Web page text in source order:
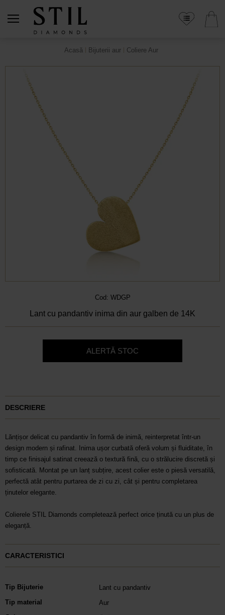
Acasă Bijuterii aur Coliere Aur
Cod: WDGP
Lant cu pandantiv inima din aur galben de 14K
ALERTĂ STOC
DESCRIERE
Lănțișor delicat cu pandantiv în formă de inimă, reinterpretat într-un
design modern și rafinat. Inima ușor curbată oferă volum și fluiditate, în
timp ce finisajul satinat creează o textură fină, cu o strălucire discretă și
sofisticată. Montat pe un lanț subțire, acest colier este o piesă versatilă,
perfectă atât pentru purtarea de zi cu zi, cât și pentru completarea
ținutelor elegante.
Colierele STIL Diamonds completează perfect orice ținută cu un plus de
eleganță.
CARACTERISTICI
Tip Bijuterie
Lant cu pandantiv
Tip material
Aur